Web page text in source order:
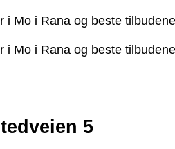
Mo i Rana og beste
Mo i Rana og beste
5